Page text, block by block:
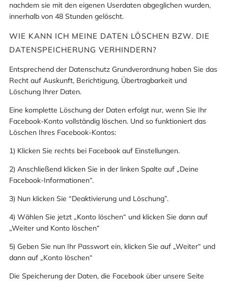
nachdem sie mit den eigenen Userdaten abgeglichen wurden,
innerhalb von 48 Stunden gelöscht.
WIE KANN ICH MEINE DATEN LÖSCHEN BZW. DIE
DATENSPEICHERUNG VERHINDERN?
Entsprechend der Datenschutz Grundverordnung haben Sie das
Recht auf Auskunft, Berichtigung, Übertragbarkeit und
Löschung Ihrer Daten.
Eine komplette Löschung der Daten erfolgt nur, wenn Sie Ihr
Facebook-Konto vollständig löschen. Und so funktioniert das
Löschen Ihres Facebook-Kontos:
1) Klicken Sie rechts bei Facebook auf Einstellungen.
2) Anschließend klicken Sie in der linken Spalte auf „Deine
Facebook-Informationen“.
3) Nun klicken Sie “Deaktivierung und Löschung”.
4) Wählen Sie jetzt „Konto löschen“ und klicken Sie dann auf
„Weiter und Konto löschen“
5) Geben Sie nun Ihr Passwort ein, klicken Sie auf „Weiter“ und
dann auf „Konto löschen“
Die Speicherung der Daten, die Facebook über unsere Seite